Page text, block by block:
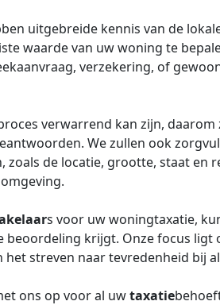
uitgebreide kennis van de
waarde van uw woning te
verzekering, of
verwarrend kan zijn, daarom
We zullen ook
zoals de locatie, grootte, staat en
s voor uw woningtaxatie,
beoordeling krijgt. Onze focus ligt
streven naar tevredenheid bij
ons op voor al uwtaxatie